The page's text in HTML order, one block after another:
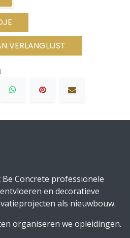
VERLANGLIJST
Concrete professionele
en decoratieve
als nieuwbouw.
organiseren we opleidingen.